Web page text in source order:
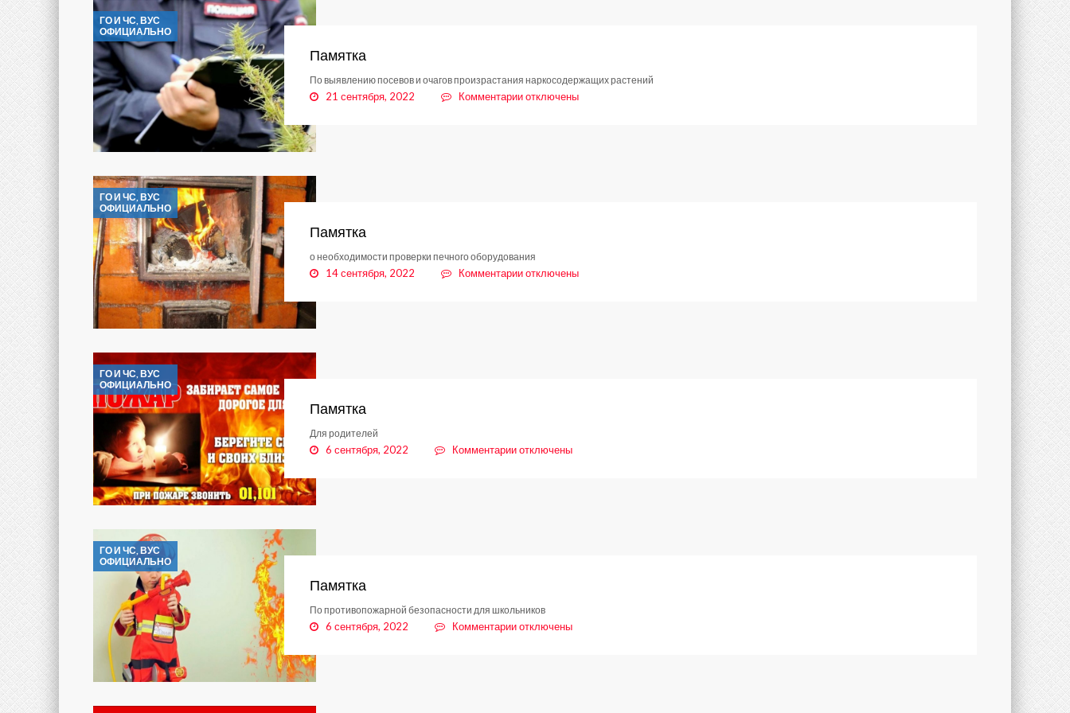
ГО И ЧС, ВУС
ОФИЦИАЛЬНО
Памятка
По выявлению посевов и очагов произрастания наркосодержащих растений
21 сентября, 2022 Комментариикотключены
ГО И ЧС, ВУС
ОФИЦИАЛЬНО
Памятка
о необходимости проверки печного оборудования
14 сентября, 2022 Комментариикотключены
ГО И ЧС, ВУС
ОФИЦИАЛЬНО
Памятка
Для родителей
6 сентября, 2022 Комментариикотключены
ГО И ЧС, ВУС
ОФИЦИАЛЬНО
Памятка
По противопожарной безопасности для школьников
6 сентября, 2022 Комментариикотключены